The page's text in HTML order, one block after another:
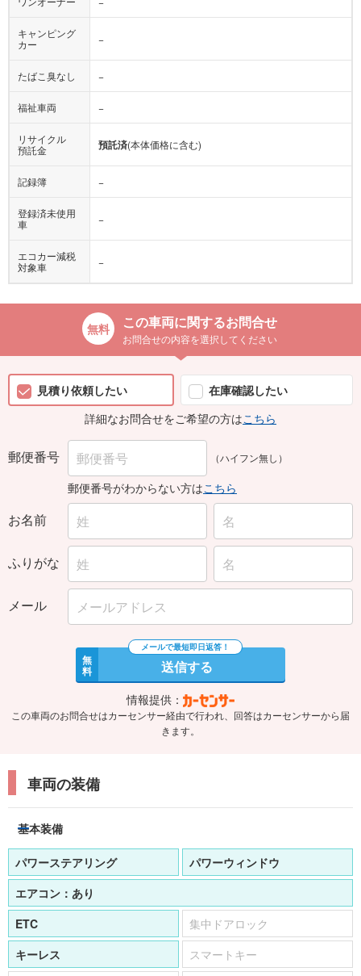
キャンピング
カー
−
たばこ臭なし −
福祉車両 −
リサイクル
預託金
預託済(本体価格に含む)
記録簿 −
登録済未使用
車
−
エコカー減税
対象車
−
この車両に関するお問合せ
お問合せの内容を選択してください
見積り依頼したい
在庫確認したい
詳細なお問合せをご希望の方はこちら
郵便番号 （ハイフン無し）
郵便番号がわからない方はこちら
お名前
ふりがな
メール
無
料 送信する
情報提供：
この車両のお問合せはカーセンサー経由で行われ、回答はカーセンサーから届
きます。
車両の装備
基本装備
パワーステアリング
パワーウィンドウ
エアコン： あり
ETC
集中ドアロック
キーレス
スマートキー